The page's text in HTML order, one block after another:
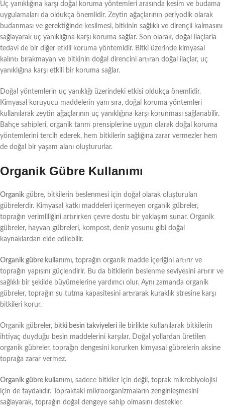
Uç yanıklığına karşı doğal koruma yöntemleri arasında kesim ve budama
uygulamaları da oldukça önemlidir. Zeytin ağaçlarının periyodik olarak
budanması ve gerektiğinde kesilmesi, bitkinin sağlıklı ve dirençli kalmasını
sağlayarak uç yanıklığına karşı koruma sağlar. Son olarak, doğal ilaçlarla
tedavi de bir diğer etkili koruma yöntemidir. Bitki üzerinde kimyasal
kalıntı bırakmayan ve bitkinin doğal direncini artıran doğal ilaçlar, uç
yanıklığına karşı etkili bir koruma sağlar.
Doğal yöntemlerin uç yanıklığı üzerindeki etkisi oldukça önemlidir.
Kimyasal koruyucu maddelerin yanı sıra, doğal koruma yöntemleri
kullanılarak zeytin ağaçlarının uç yanıklığına karşı korunması sağlanabilir.
Bahçe sahipleri, organik tarım prensiplerine uygun olarak doğal koruma
yöntemlerini tercih ederek, hem bitkilerin sağlığına zarar vermezler hem
de doğal bir yaşam alanı oluştururlar.
Organik Gübre Kullanımı
Organik gübre, bitkilerin beslenmesi için doğal olarak oluşturulan
gübrelerdir. Kimyasal katkı maddeleri içermeyen organik gübreler,
toprağın verimliliğini artırırken çevre dostu bir yaklaşım sunar. Organik
gübreler, hayvan gübreleri, kompost, deniz yosunu gibi doğal
kaynaklardan elde edilebilir.
Organik gübre kullanımı, toprağın organik madde içeriğini artırır ve
toprağın yapısını güçlendirir. Bu da bitkilerin beslenme seviyesini artırır ve
sağlıklı bir şekilde büyümelerine yardımcı olur. Aynı zamanda organik
gübreler, toprağın su tutma kapasitesini artırarak kuraklık stresine karşı
bitkileri korur.
Organik gübreler, bitki besin takviyeleri ile birlikte kullanılarak bitkilerin
ihtiyaç duyduğu besin maddelerini karşılar. Doğal yollardan üretilen
organik gübreler, toprağın dengesini korurken kimyasal gübrelerin aksine
toprağa zarar vermez.
Organik gübre kullanımı, sadece bitkiler için değil, toprak mikrobiyolojisi
için de faydalıdır. Topraktaki mikroorganizmaların zenginleşmesini
sağlayarak, toprağın doğal dengeye sahip olmasını destekler.